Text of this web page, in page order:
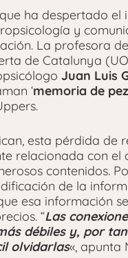
ha despertado el
y
La profesora
de Catalunya
Juan Luis
‘memoria de pez
esta pérdida de
relacionada con el
contenidos.
de la
esa información
“Las
débiles y, por
olvidarlas«, apunta